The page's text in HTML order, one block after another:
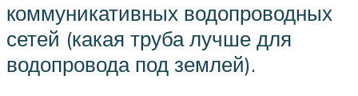
коммуникативных водопроводных
сетей (какая труба лучше для
водопровода под землей).